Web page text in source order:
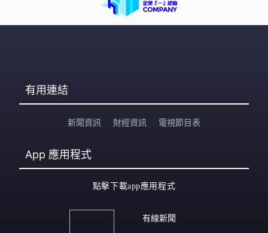
有用連結
新聞資訊 財經資訊 電視節目表
App 應用程式
點擊下載app應用程式
有線新聞